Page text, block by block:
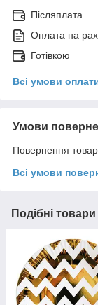
Післяплата
Оплата на
Готівкою
Всі умови
Умови
Повернення
Всі умови
Подібні товари